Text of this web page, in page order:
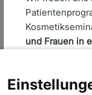
und Frauen in
Über uns
Seminare
Ehrenamtsbereich